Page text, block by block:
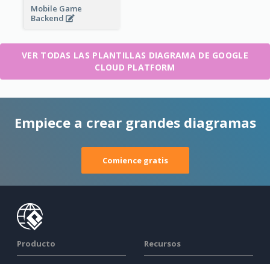
Mobile Game
Backend
VER TODAS LAS PLANTILLAS DIAGRAMA DE GOOGLE
CLOUD PLATFORM
Empiece a crear grandes diagramas
Comience gratis
Producto Recursos